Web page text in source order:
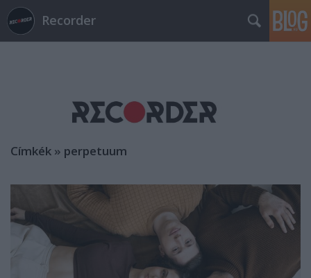
Recorder
Címkék » perpetuum